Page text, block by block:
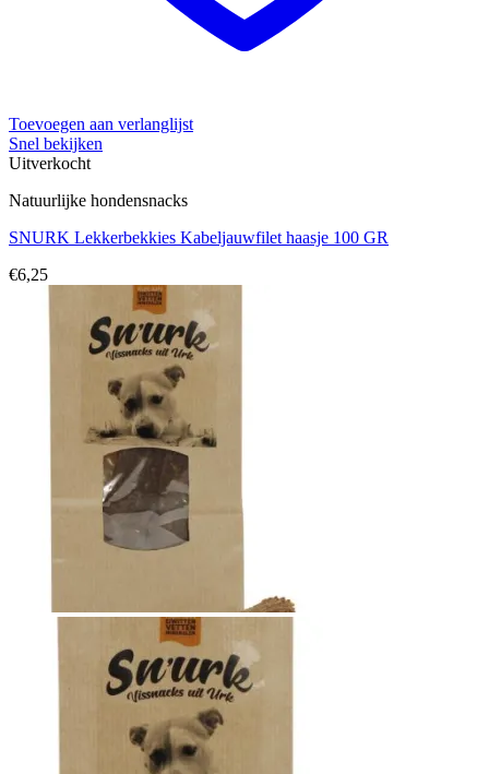
Toevoegen aan verlanglijst
Snel bekijken
Uitverkocht
Natuurlijke hondensnacks
SNURK Lekkerbekkies Kabeljauwfilet haasje 100 GR
€6,25